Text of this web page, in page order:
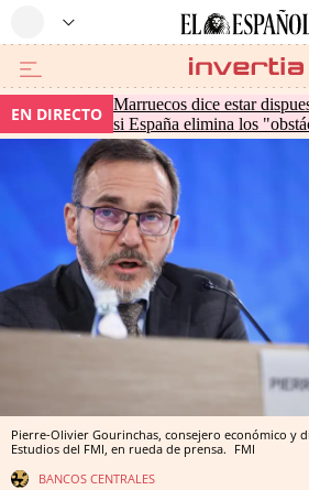
EN DIRECTO Marruecos dice estar
si España elimina los
Pierre-Olivier Gourinchas, consejero económico y
Estudios del FMI, en rueda de prensa. FMI
BANCOS CENTRALES